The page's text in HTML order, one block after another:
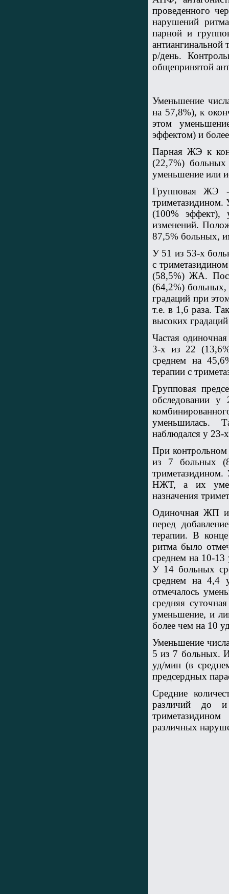
проведенного
нарушений
парной и
антиангинальной
р/день.
общепринятой
Уменьшение
на 57,8%), к
этом
эффектом) и
Парная ЖЭ к
(22,7%)
уменьшение или
Групповая ЖЭ
триметазидином.
(100% эффект),
изменений.
87,5% больных,
У 51 из 53-х
с
(58,5%) ЖА.
(64,2%) больных,
градаций при
т.е. в 1,6 раза.
высоких
Частая
3-х из 22
среднем на
терапии с
Групповая
обследовании
уменьшилась.
наблюдался у 23-
При
из 7 больных
триметазидином.
НЖТ, а их
назначения
Одиночная ЖП
перед
терапии. В
ритма было
среднем на 10-
У 14 больных
среднем на 4,4
отмечалось
средняя
уменьшение, и
более чем на 10
Уменьшение
5 из 7 больных.
уд/мин (в
предсердных
Средние
различий до и
различных